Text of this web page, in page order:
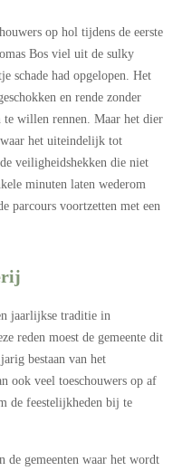
op hol tijdens de eerste
Bos viel uit de sulky
schade had opgelopen. Het
en rende zonder
willen rennen. Maar het dier
het uiteindelijk tot
veiligheidshekken die niet
minuten laten wederom
parcours voortzetten met een
jaarlijkse traditie in
reden moest de gemeente dit
bestaan van het
ook veel toeschouwers op af
de feestelijkheden bij te
de gemeenten waar het wordt